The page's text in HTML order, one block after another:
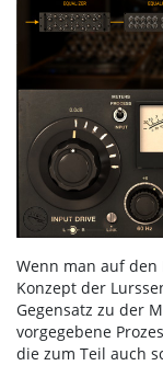
Wenn man auf
Konzept der
Gegensatz zu der
vorgegebene
die zum Teil auch